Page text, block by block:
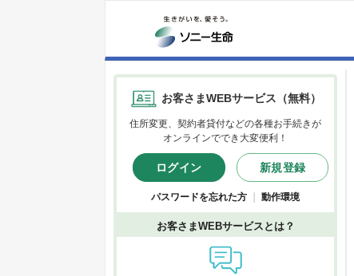
お客さまWEBサービス（無料）
住所変更、契約者貸付などの各種お手続きが
オンラインででき大変便利！
ログイン 新規登録
パスワードを忘れた方 動作環境
お客さまWEBサービスとは？